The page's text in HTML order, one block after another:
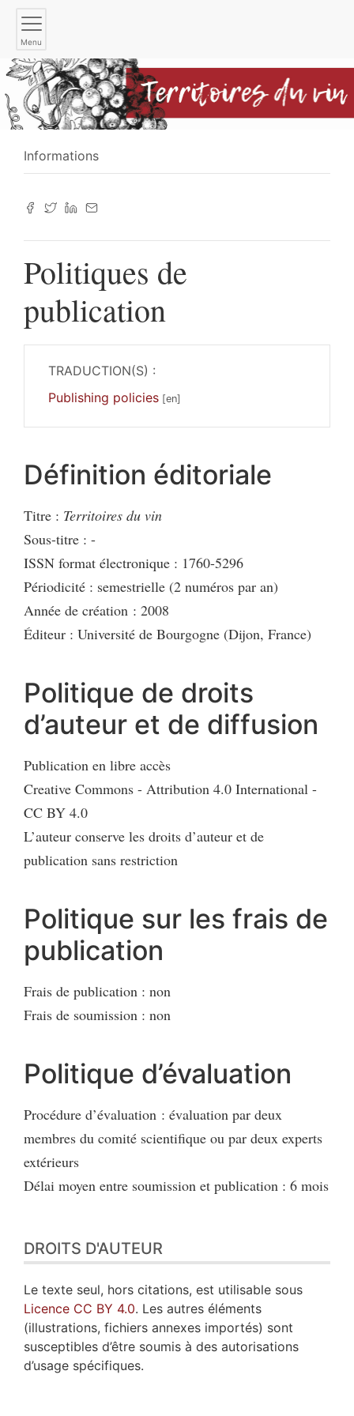
Menu
Informations
Politiques de
publication
TRADUCTION(S) :
Publishing policies
Définition éditoriale
Titre : Territoires du vin
Sous-titre : -
ISSN format électronique : 1760-5296
Périodicité : semestrielle (2 numéros par an)
Année de création : 2008
Éditeur : Université de Bourgogne (Dijon, France)
Politique de droits
d’auteur et de diffusion
Publication en libre accès
Creative Commons - Attribution 4.0 International -
CC BY 4.0
L’auteur conserve les droits d’auteur et de
publication sans restriction
Politique sur les frais de
publication
Frais de publication : non
Frais de soumission : non
Politique d’évaluation
Procédure d’évaluation : évaluation par deux
membres du comité scientifique ou par deux experts
extérieurs
Délai moyen entre soumission et publication : 6 mois
DROITS D'AUTEUR
Le texte seul, hors citations, est utilisable sous
Licence CC BY 4.0. Les autres éléments
(illustrations, fichiers annexes importés) sont
susceptibles d’être soumis à des autorisations
d’usage spécifiques.